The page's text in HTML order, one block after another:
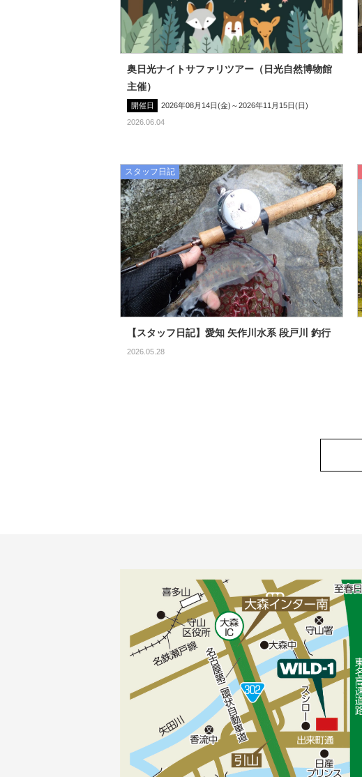
奥日光ナイトサファリツアー（日光自然博物館
主催）
開催日
2026年08月14日(金)～2026年11月15日(日)
2026.06.04
スタッフ日記
【スタッフ日記】愛知 矢作川水系 段戸川 釣行
2026.05.28